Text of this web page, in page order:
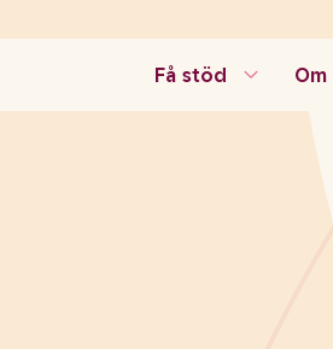
Få stöd Om